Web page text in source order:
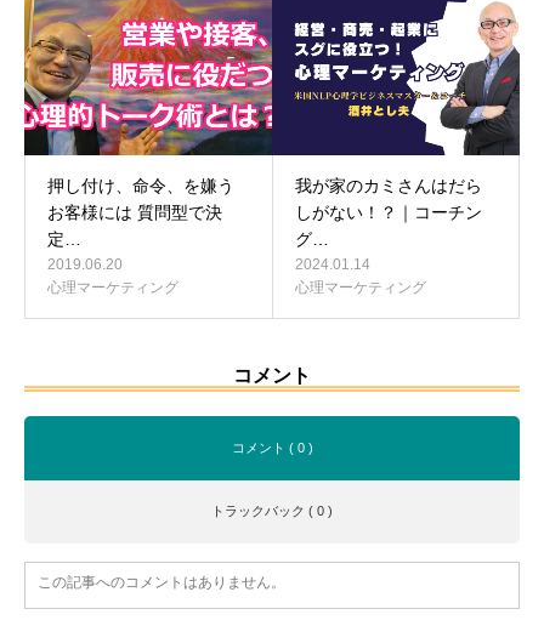
押し付け、命令、を嫌う
お客様には 質問型で決
定…
2019.06.20
心理マーケティング
我が家のカミさんはだら
しがない！？｜コーチン
グ…
2024.01.14
心理マーケティング
コメント
コメント ( 0 )
トラックバック ( 0 )
この記事へのコメントはありません。